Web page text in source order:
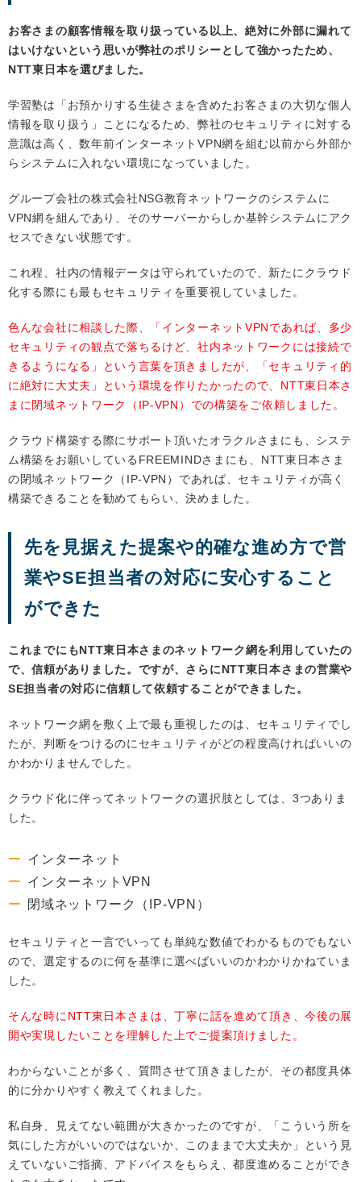
お客さまの顧客情報を取り扱っている以上、絶対に外部に漏れて
はいけないという思いが弊社のポリシーとして強かったため、
NTT東日本を選びました。
学習塾は「お預かりする生徒さまを含めたお客さまの大切な個人
情報を取り扱う」ことになるため、弊社のセキュリティに対する
意識は高く、数年前インターネットVPN網を組む以前から外部か
らシステムに入れない環境になっていました。
グループ会社の株式会社NSG教育ネットワークのシステムに
VPN網を組んであり、そのサーバーからしか基幹システムにアク
セスできない状態です。
これ程、社内の情報データは守られていたので、新たにクラウド
化する際にも最もセキュリティを重要視していました。
色んな会社に相談した際、「インターネットVPNであれば、多少
セキュリティの観点で落ちるけど、社内ネットワークには接続で
きるようになる」という言葉を頂きましたが、「セキュリティ的
に絶対に大丈夫」という環境を作りたかったので、NTT東日本さ
まに閉域ネットワーク（IP-VPN）での構築をご依頼しました。
クラウド構築する際にサポート頂いたオラクルさまにも、システ
ム構築をお願いしているFREEMINDさまにも、NTT東日本さま
の閉域ネットワーク（IP-VPN）であれば、セキュリティが高く
構築できることを勧めてもらい、決めました。
先を見据えた提案や的確な進め方で営
業やSE担当者の対応に安心すること
ができた
これまでにもNTT東日本さまのネットワーク網を利用していたの
で、信頼がありました。ですが、さらにNTT東日本さまの営業や
SE担当者の対応に信頼して依頼することができました。
ネットワーク網を敷く上で最も重視したのは、セキュリティでし
たが、判断をつけるのにセキュリティがどの程度高ければいいの
かわかりませんでした。
クラウド化に伴ってネットワークの選択肢としては、3つありま
した。
インターネット
インターネットVPN
閉域ネットワーク（IP-VPN）
セキュリティと一言でいっても単純な数値でわかるものでもない
ので、選定するのに何を基準に選べばいいのかわかりかねていま
した。
そんな時にNTT東日本さまは、丁寧に話を進めて頂き、今後の展
開や実現したいことを理解した上でご提案頂けました。
わからないことが多く、質問させて頂きましたが、その都度具体
的に分かりやすく教えてくれました。
私自身、見えてない範囲が大きかったのですが、「こういう所を
気にした方がいいのではないか、このままで大丈夫か」という見
えていないご指摘、アドバイスをもらえ、都度進めることができ